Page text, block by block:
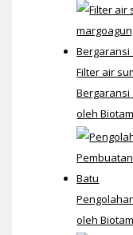
Filter air
Bergaransi
oleh
oleh